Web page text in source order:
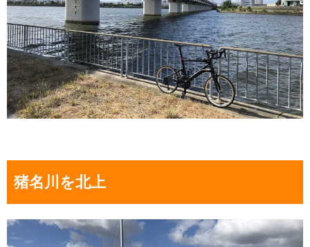
猪名川を北上